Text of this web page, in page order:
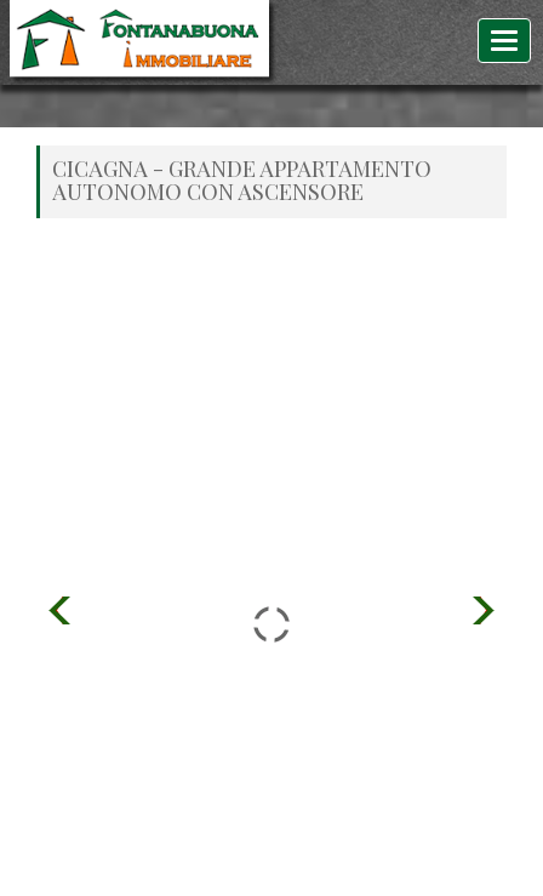
CICAGNA - GRANDE APPARTAMENTO
AUTONOMO CON ASCENSORE